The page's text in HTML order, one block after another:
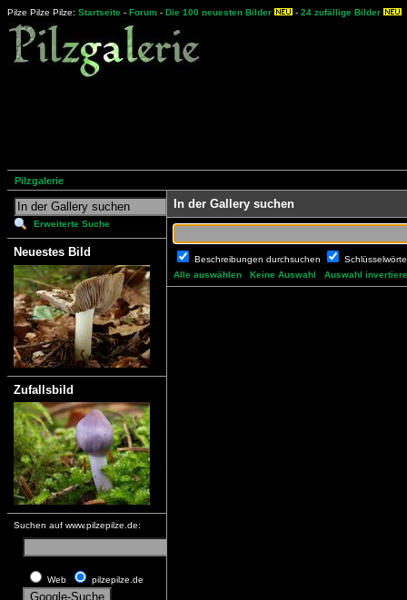
Pilze Pilze Pilze: Startseite - Forum - Die 100 neuesten Bilder - 24 zufällige Bilder
Pilzgalerie
Erweiterte Suche
Neuestes Bild
Zufallsbild
Suchen auf www.pilzepilze.de:
Web pilzepilze.de
In der Gallery suchen
Beschreibungen durchsuchen
Alle auswählen
Keine Auswahl Auswahl